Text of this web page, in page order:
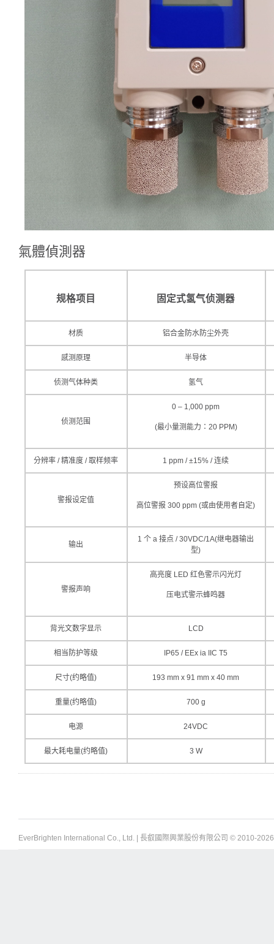
氣體偵測器
规格项目 固定式氢气侦测器
材质 铝合金防水防尘外壳
感测原理 半导体
侦测气体种类 氢气
侦测范围
0 – 1,000 ppm
(最小量测能力：20 PPM)
分辨率 / 精准度 / 取样频率 1 ppm / ±15% / 连续
警报设定值
预设高位警报
高位警报 300 ppm (或由使用者自定)
输出
1 个 a 接点 / 30VDC/1A(继电器输出
型)
警报声响
高亮度 LED 红色警示闪光灯
压电式警示蜂鸣器
背光文数字显示 LCD
相当防护等级 IP65 / EEx ia IIC T5
尺寸(约略值) 193 mm x 91 mm x 40 mm
重量(约略值) 700 g
电源 24VDC
最大耗电量(约略值) 3 W
EverBrighten International Co., Ltd. | 長叡國際興業股份有限公司 © 2010-